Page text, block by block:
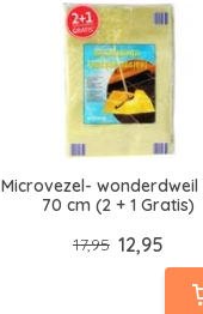
Microvezel- wonderdweil
70 cm (2 + 1 Gratis)
17,95 12,95